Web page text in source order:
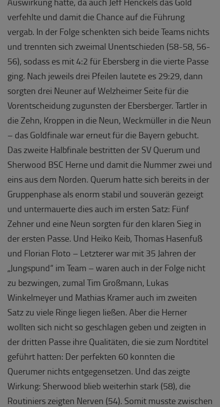
verfehlte und damit die Chance auf die Führung
vergab. In der Folge schenkten sich beide Teams nichts
und trennten sich zweimal Unentschieden (58-58, 56-
56), sodass es mit 4:2 für Ebersberg in die vierte Passe
ging. Nach jeweils drei Pfeilen lautete es 29:29, dann
sorgten drei Neuner auf Welzheimer Seite für die
Vorentscheidung zugunsten der Ebersberger. Tartler in
die Zehn, Kroppen in die Neun, Weckmüller in die Neun
– das Goldfinale war erneut für die Bayern gebucht.
Das zweite Halbfinale bestritten der SV Querum und
Sherwood BSC Herne und damit die Nummer zwei und
eins aus dem Norden. Querum hatte sich bereits in der
Gruppenphase als enorm stabil und souverän gezeigt
und untermauerte dies auch im ersten Satz: Fünf
Zehner und eine Neun sorgten für den klaren Sieg in
der ersten Passe. Und Heiko Keib, Thomas Hasenfuß
und Florian Floto – Letzterer war mit 35 Jahren der
„Jungspund“ im Team – waren auch in der Folge nicht
zu bezwingen, zumal Tim Großmann, Lukas
Winkelmeyer und Mathias Kramer auch im zweiten
Satz zu viele Ringe liegen ließen. Aber die Herner
wollten sich nicht so geschlagen geben und zeigten in
der dritten Passe ihre Qualitäten, die sie zum Nordtitel
geführt hatten: Der perfekten 60 konnten die
Querumer nichts entgegensetzen. Und das zeigte
Wirkung: Sherwood blieb weiterhin stark (58), die
Routiniers zeigten Nerven (54). Somit musste zwischen